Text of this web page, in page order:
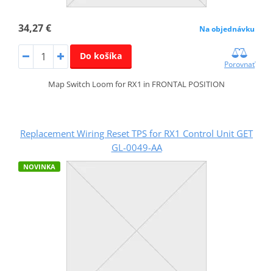
34,27 € Na objednávku
Do košíka
Porovnať
Map Switch Loom for RX1 in FRONTAL POSITION
Replacement Wiring Reset TPS for RX1 Control Unit GET
GL-0049-AA
NOVINKA